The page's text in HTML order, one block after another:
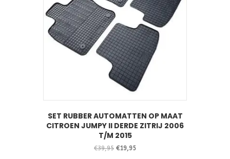
SET RUBBER AUTOMATTEN OP MAAT
CITROEN JUMPY II DERDE ZITRIJ 2006
T/M 2015
€39,95 Oorspronkelijke
€19,95Huidige